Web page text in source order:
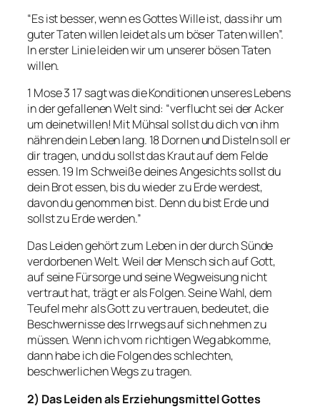
“Es ist besser, wenn es Gottes Wille ist, dass ihr um
guter Taten willen leidet als um böser Taten willen”.
In erster Linie leiden wir um unserer bösen Taten
willen.
1 Mose 3 17 sagt was die Konditionen unseres Lebens
in der gefallenen Welt sind: “verflucht sei der Acker
um deinetwillen! Mit Mühsal sollst du dich von ihm
nähren dein Leben lang. 18 Dornen und Disteln soll er
dir tragen, und du sollst das Kraut auf dem Felde
essen. 19 Im Schweiße deines Angesichts sollst du
dein Brot essen, bis du wieder zu Erde werdest,
davon du genommen bist. Denn du bist Erde und
sollst zu Erde werden.”
Das Leiden gehört zum Leben in der durch Sünde
verdorbenen Welt. Weil der Mensch sich auf Gott,
auf seine Fürsorge und seine Wegweisung nicht
vertraut hat, trägt er als Folgen. Seine Wahl, dem
Teufel mehr als Gott zu vertrauen, bedeutet, die
Beschwernisse des Irrwegs auf sich nehmen zu
müssen. Wenn ich vom richtigen Weg abkomme,
dann habe ich die Folgen des schlechten,
beschwerlichen Wegs zu tragen.
2) Das Leiden als Erziehungsmittel Gottes